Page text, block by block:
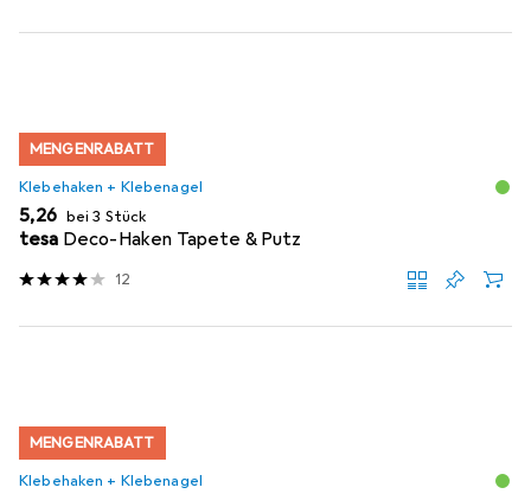
MENGENRABATT
Klebehaken + Klebenagel
EUR
5,26 bei 3 Stück
tesa Deco-Haken Tapete & Putz
12
MENGENRABATT
Klebehaken + Klebenagel